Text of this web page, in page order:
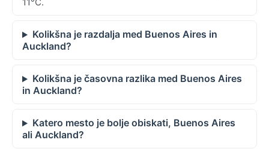
11°C.
Kolikšna je razdalja med Buenos Aires in
Auckland?
Kolikšna je časovna razlika med Buenos Aires
in Auckland?
Katero mesto je bolje obiskati, Buenos Aires
ali Auckland?